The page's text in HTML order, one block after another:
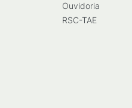
Ouvidoria
RSC-TAE